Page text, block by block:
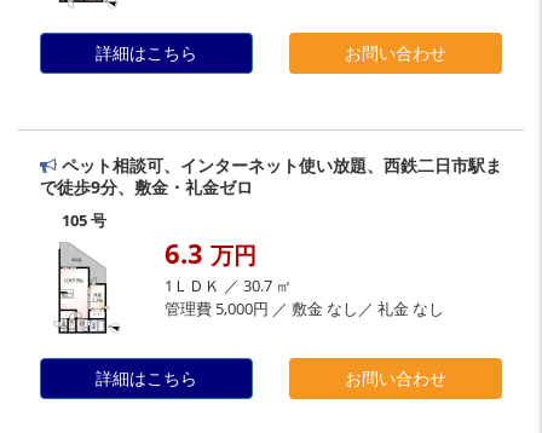
詳細はこちら お問い合わせ
ペット相談可、インターネット使い放題、西鉄二日市駅ま
で徒歩9分、敷金・礼金ゼロ
105 号
6.3 万円
1ＬＤＫ ／ 30.7 ㎡
管理費 5,000円 ／ 敷金 なし／ 礼金 なし
詳細はこちら お問い合わせ